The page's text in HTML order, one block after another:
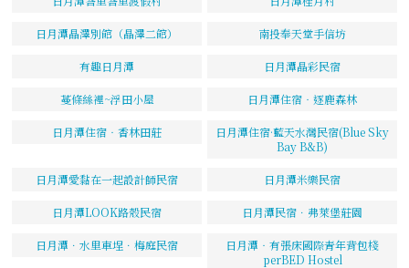
日月潭晶澤別館（晶澤二館） 南投奉天堂手信坊
有趣日月潭 日月潭晶彩民宿
蔓條絲裡~浮田小屋 日月潭住宿‧逐鹿森林
日月潭住宿‧香林田莊
日月潭住宿·藍天水灣民宿(Blue Sky
Bay B&B)
日月潭愛黏在一起設計師民宿 日月潭米樂民宿
日月潭LOOK路殼民宿 日月潭民宿．弗萊堡莊園
日月潭．水里車埕．梅庭民宿
日月潭‧有張床國際青年背包棧
perBED Hostel